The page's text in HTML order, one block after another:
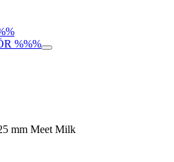
%%%
mm Meet Milk